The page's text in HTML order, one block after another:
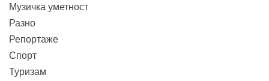
Музичка уметност
Разно
Репортаже
Спорт
Туризам